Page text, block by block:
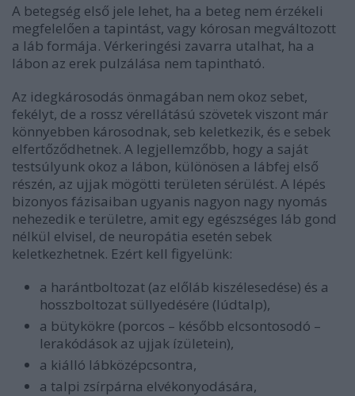
A betegség első jele lehet, ha a beteg nem érzékeli
megfelelően a tapintást, vagy kórosan megváltozott
a láb formája. Vérkeringési zavarra utalhat, ha a
lábon az erek pulzálása nem tapintható.
Az idegkárosodás önmagában nem okoz sebet,
fekélyt, de a rossz vérellátású szövetek viszont már
könnyebben károsodnak, seb keletkezik, és e sebek
elfertőződhetnek. A legjellemzőbb, hogy a saját
testsúlyunk okoz a lábon, különösen a lábfej első
részén, az ujjak mögötti területen sérülést. A lépés
bizonyos fázisaiban ugyanis nagyon nagy nyomás
nehezedik e területre, amit egy egészséges láb gond
nélkül elvisel, de neuropátia esetén sebek
keletkezhetnek. Ezért kell figyelünk:
a harántboltozat (az előláb kiszélesedése) és a
hosszboltozat süllyedésére (lúdtalp),
a bütykökre (porcos – később elcsontosodó –
lerakódások az ujjak ízületein),
a kiálló lábközépcsontra,
a talpi zsírpárna elvékonyodására,